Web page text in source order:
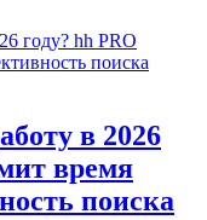
в 2026
время
поиска